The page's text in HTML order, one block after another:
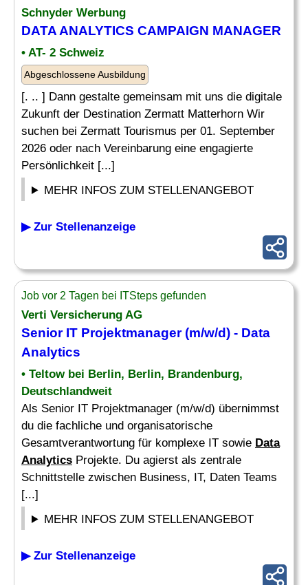
Schnyder Werbung
DATA ANALYTICS CAMPAIGN MANAGER
• AT- 2 Schweiz
Abgeschlossene Ausbildung
[. .. ] Dann gestalte gemeinsam mit uns die digitale
Zukunft der Destination Zermatt Matterhorn Wir
suchen bei Zermatt Tourismus per 01. September
2026 oder nach Vereinbarung eine engagierte
Persönlichkeit [...]
MEHR INFOS ZUM STELLENANGEBOT
▶ Zur Stellenanzeige
Job vor 2 Tagen bei ITSteps gefunden
Verti Versicherung AG
Senior IT Projektmanager (m/w/d) - Data
Analytics
• Teltow bei Berlin, Berlin, Brandenburg,
Deutschlandweit
Als Senior IT Projektmanager (m/w/d) übernimmst
du die fachliche und organisatorische
Gesamtverantwortung für komplexe IT sowie Data
Analytics Projekte. Du agierst als zentrale
Schnittstelle zwischen Business, IT, Daten Teams
[...]
MEHR INFOS ZUM STELLENANGEBOT
▶ Zur Stellenanzeige